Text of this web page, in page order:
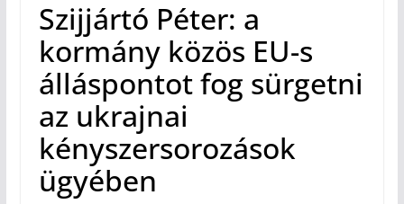
Szijjártó Péter: a
kormány közös EU-s
álláspontot fog sürgetni
az ukrajnai
kényszersorozások
ügyében